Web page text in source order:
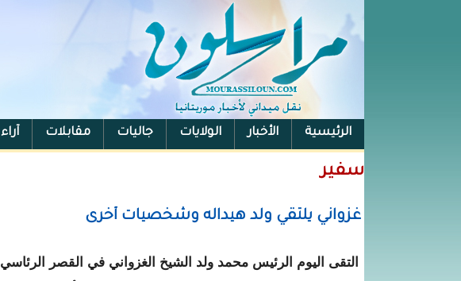
الرئيسية الأخبار الولايات جاليات مقابلات آراء
الفيس بوك
سفير
غزواني يلتقي ولد هيداله وشخصيات أخرى
التقى اليوم الرئيس محمد ولد الشيخ الغزواني في القصر الرئاسي